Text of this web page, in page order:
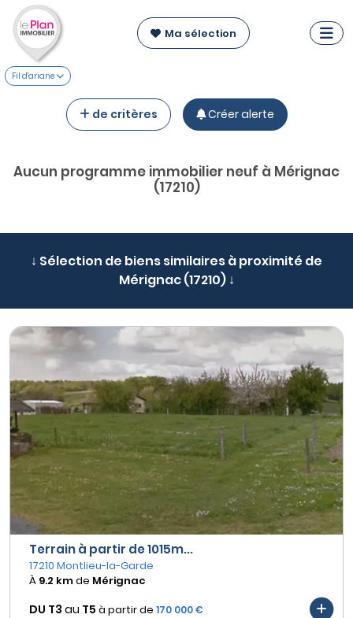
Ma sélection
Fil d'ariane
de critères Créer alerte
Aucun programme immobilier neuf à Mérignac
(17210)
↓ Sélection de biens similaires à proximité de
Mérignac (17210) ↓
Terrain à partir de 1015m...
17210 Montlieu-la-Garde
À 9.2 kmde Mérignac
DU T3 au T5 à partir de 170 000 €